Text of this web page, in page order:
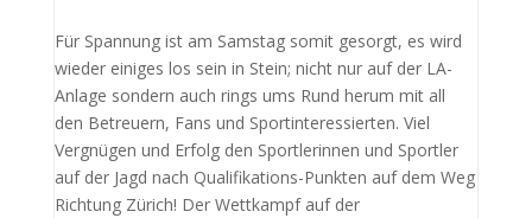
Für Spannung ist am Samstag somit gesorgt, es wird
wieder einiges los sein in Stein; nicht nur auf der LA-
Anlage sondern auch rings ums Rund herum mit all
den Betreuern, Fans und Sportinteressierten. Viel
Vergnügen und Erfolg den Sportlerinnen und Sportler
auf der Jagd nach Qualifikations-Punkten auf dem Weg
Richtung Zürich! Der Wettkampf auf der